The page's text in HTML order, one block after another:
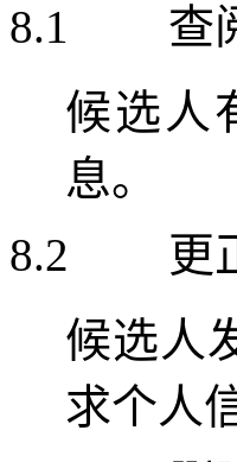
8.1
查
候选人
息。
8.2
更
候选人
求个人